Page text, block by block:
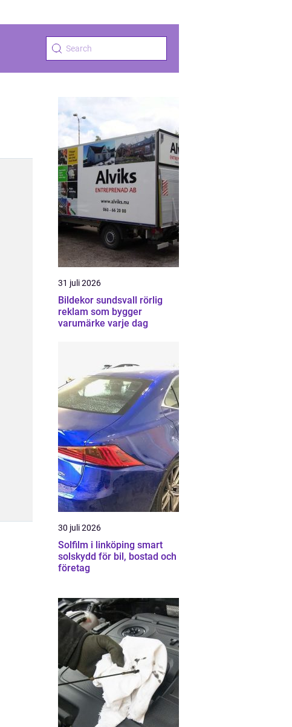
31 juli 2026
Bildekor sundsvall rörlig
reklam som bygger
varumärke varje dag
30 juli 2026
Solfilm i linköping smart
solskydd för bil, bostad och
företag